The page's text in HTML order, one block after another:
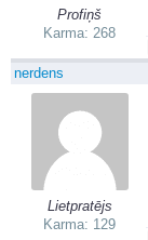
Profiņš
Karma: 268
nerdens
Lietpratējs
Karma: 129